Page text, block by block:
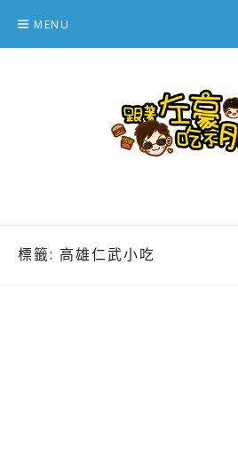
content
MENU
標籤: 高雄仁武小吃